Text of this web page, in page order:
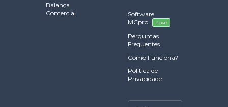
Balança
Comercial
Software
MCpro
novo
Perguntas
Frequentes
Como Funciona?
Política de
Privacidade